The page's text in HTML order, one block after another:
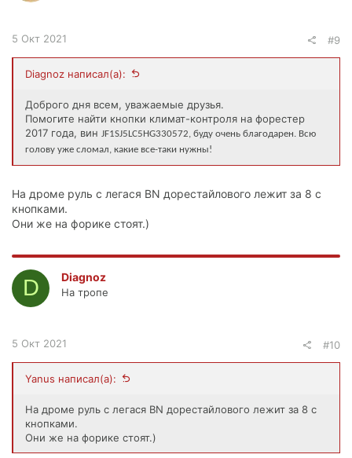
5 Окт 2021 #9
Diagnoz написал(а):
Доброго дня всем, уважаемые друзья.
Помогите найти кнопки климат-контроля на форестер
2017 года, вин JF1SJ5LC5HG330572, буду очень благодарен. Всю
голову уже сломал, какие все-таки нужны!
На дроме руль с легася BN дорестайлового лежит за 8 с
кнопками.
Они же на форике стоят.)
D Diagnoz
На тропе
5 Окт 2021 #10
Yanus написал(а):
На дроме руль с легася BN дорестайлового лежит за 8 с
кнопками.
Они же на форике стоят.)